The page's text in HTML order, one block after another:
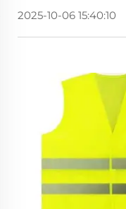
2025-10-06 15:40:10